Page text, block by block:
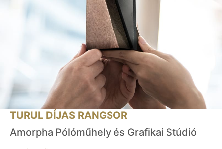
TURUL DÍJAS RANGSOR
Amorpha Pólóműhely és Grafikai Stúdió